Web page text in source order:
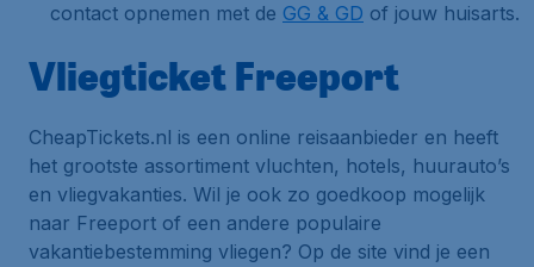
contact opnemen met de GG & GD of jouw huisarts.
Vliegticket Freeport
CheapTickets.nl is een online reisaanbieder en heeft
het grootste assortiment vluchten, hotels, huurauto’s
en vliegvakanties. Wil je ook zo goedkoop mogelijk
naar Freeport of een andere populaire
vakantiebestemming vliegen? Op de site vind je een